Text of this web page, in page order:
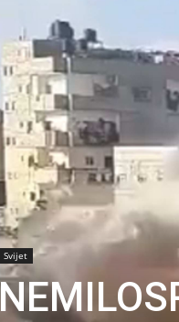
Svijet